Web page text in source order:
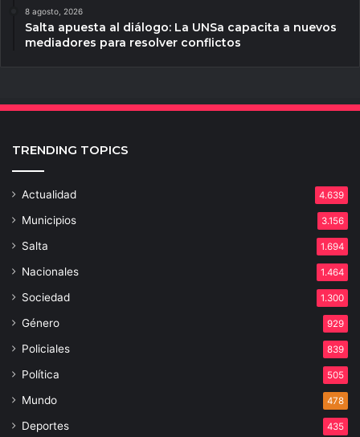
8 agosto, 2026
Salta apuesta al diálogo: La UNSa capacita a nuevos
mediadores para resolver conflictos
TRENDING TOPICS
Actualidad 4.639
Municipios 3.156
Salta 1.694
Nacionales 1.464
Sociedad 1.300
Género 929
Policiales 839
Política 505
Mundo 478
Deportes 435